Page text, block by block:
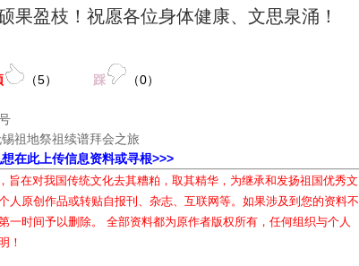
果盈枝！祝愿各位身体健康、文思泉涌！
（5） 踩 （0）
祖地祭祖续谱拜会之旅
在此上传信息资料或寻根>>>
旨在对我国传统文化去其糟粕，取其精华，为继承和发扬祖国优秀文
人原创作品或转贴自报刊、杂志、互联网等。如果涉及到您的资料不
一时间予以删除。 全部资料都为原作者版权所有，任何组织与个人
！